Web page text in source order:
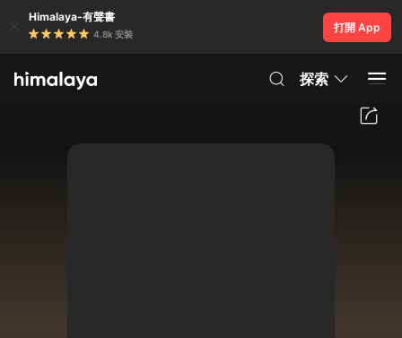
Himalaya-有聲書
4.8k 安裝
打開 App
探索